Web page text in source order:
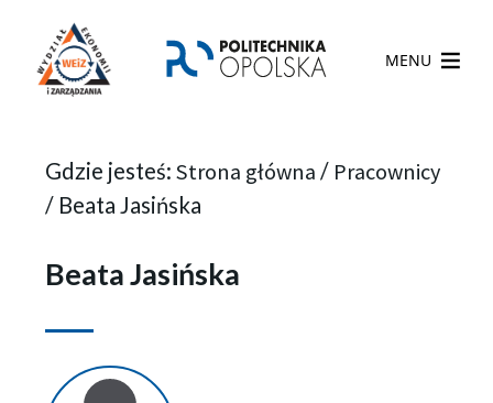
MENU
Gdzie jesteś: Strona główna / Pracownicy
/ Beata Jasińska
Beata Jasińska